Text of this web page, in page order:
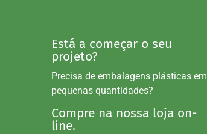
Está a começar o seu
projeto?
Precisa de embalagens plásticas em
pequenas quantidades?
Compre na nossa loja on-
line.